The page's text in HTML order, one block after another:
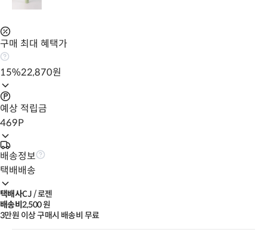
구매 최대 혜택가
15%22,870원
예상 적립금
469P
배송정보
택배배송
택배사CJ / 로젠
배송비2,500 원
3만원 이상 구매시 배송비 무료